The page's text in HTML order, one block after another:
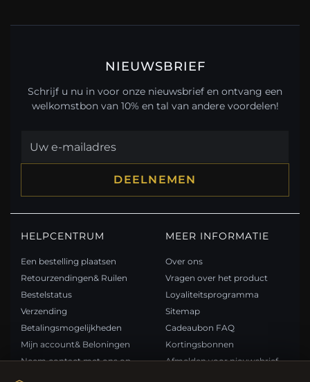
NIEUWSBRIEF
Schrijf u nu in voor onze nieuwsbrief en ontvang een
welkomstbon van 10% en tal van andere voordelen!
DEELNEMEN
HELPCENTRUM
Een bestelling plaatsen
Retourzendingen& Ruilen
Bestelstatus
Verzending
Betalingsmogelijkheden
Mijn account& Beloningen
Neem contact met ons op
MEER INFORMATIE
Over ons
Vragen over het product
Loyaliteitsprogramma
Sitemap
Cadeaubon FAQ
Kortingsbonnen
Afmelden voor nieuwsbrief